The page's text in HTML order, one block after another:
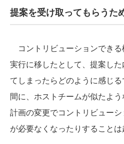
提案を受け取ってもらうた
コントリビューションでき
実行に移したとして、提案し
てしまったらどのように感じ
間に、ホストチームが似たよう
計画の変更でコントリビュー
が必要なくなったりすることは